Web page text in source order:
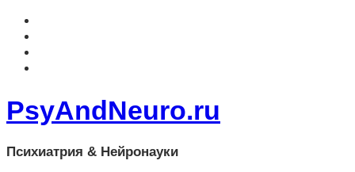
PsyAndNeuro.ru
Психиатрия & Нейронауки